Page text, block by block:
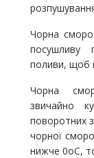
Чорна
посушливу
поливи, щоб
Чорна
звичайно
поворотних
чорної
нижче 0оС,